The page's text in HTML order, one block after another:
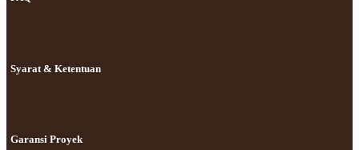
Syarat & Ketentuan
Garansi Proyek